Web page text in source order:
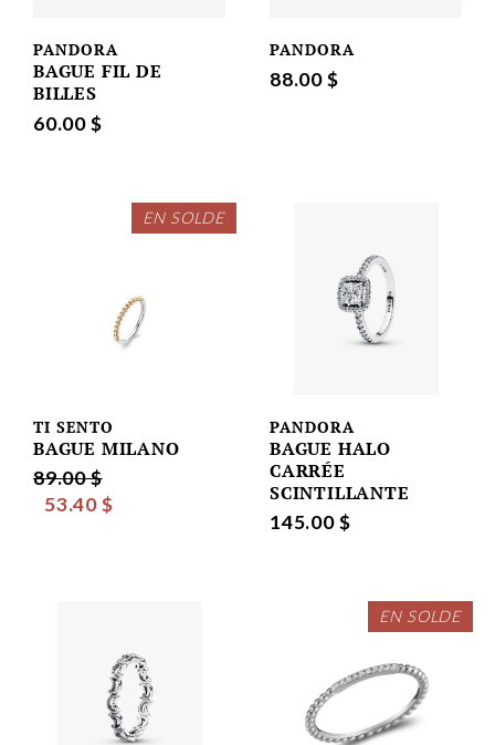
PANDORA
BAGUE FIL DE
BILLES
60.00 $
PANDORA
88.00 $
EN SOLDE
TI SENTO
BAGUE MILANO
89.00 $
53.40 $
PANDORA
BAGUE HALO
CARRÉE
SCINTILLANTE
145.00 $
EN SOLDE